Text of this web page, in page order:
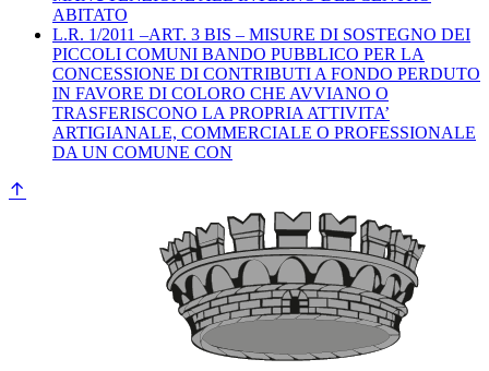
ABITATO
L.R. 1/2011 –ART. 3 BIS – MISURE DI SOSTEGNO DEI
PICCOLI COMUNI BANDO PUBBLICO PER LA
CONCESSIONE DI CONTRIBUTI A FONDO PERDUTO
IN FAVORE DI COLORO CHE AVVIANO O
TRASFERISCONO LA PROPRIA ATTIVITA’
ARTIGIANALE, COMMERCIALE O PROFESSIONALE
DA UN COMUNE CON